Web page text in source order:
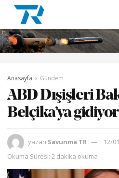
Anasayfa Gündem
ABD Dışişleri
Belçika’ya gidiyor
yazan Savunma TR
12/
Okuma Süresi: 2 dakika okuma